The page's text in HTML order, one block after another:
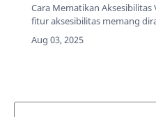
Cara Mematikan Aksesibilitas
fitur aksesibilitas memang
membantu pengguna
khusus. Namun, terkadang